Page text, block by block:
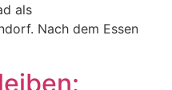
als
Nach dem Essen